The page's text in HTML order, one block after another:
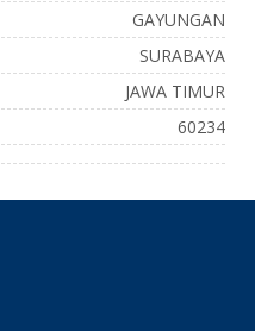
GAYUNGAN
SURABAYA
JAWA TIMUR
60234